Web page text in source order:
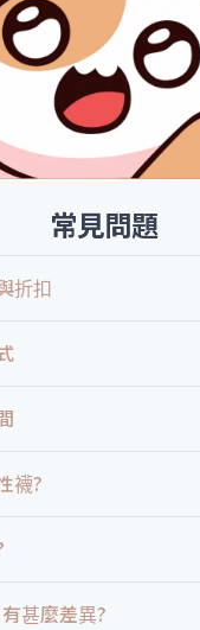
常見問題
折扣
襪?
甚麼差異?